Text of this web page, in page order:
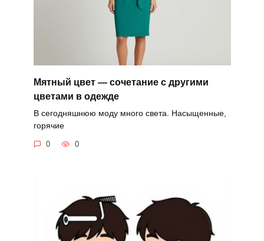
Мятный цвет — сочетание с другими
цветами в одежде
В сегодняшнюю моду много света. Насыщенные,
горячие
0 0